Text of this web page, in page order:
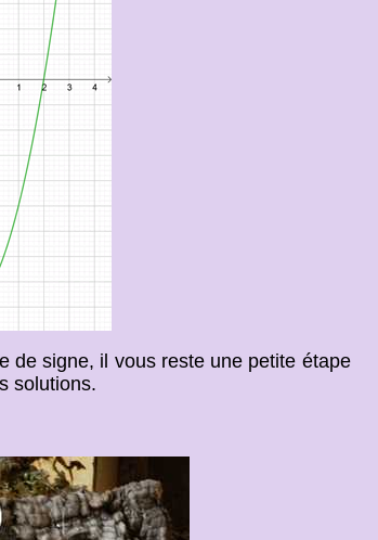
de signe, il vous reste une petite étape
solutions.